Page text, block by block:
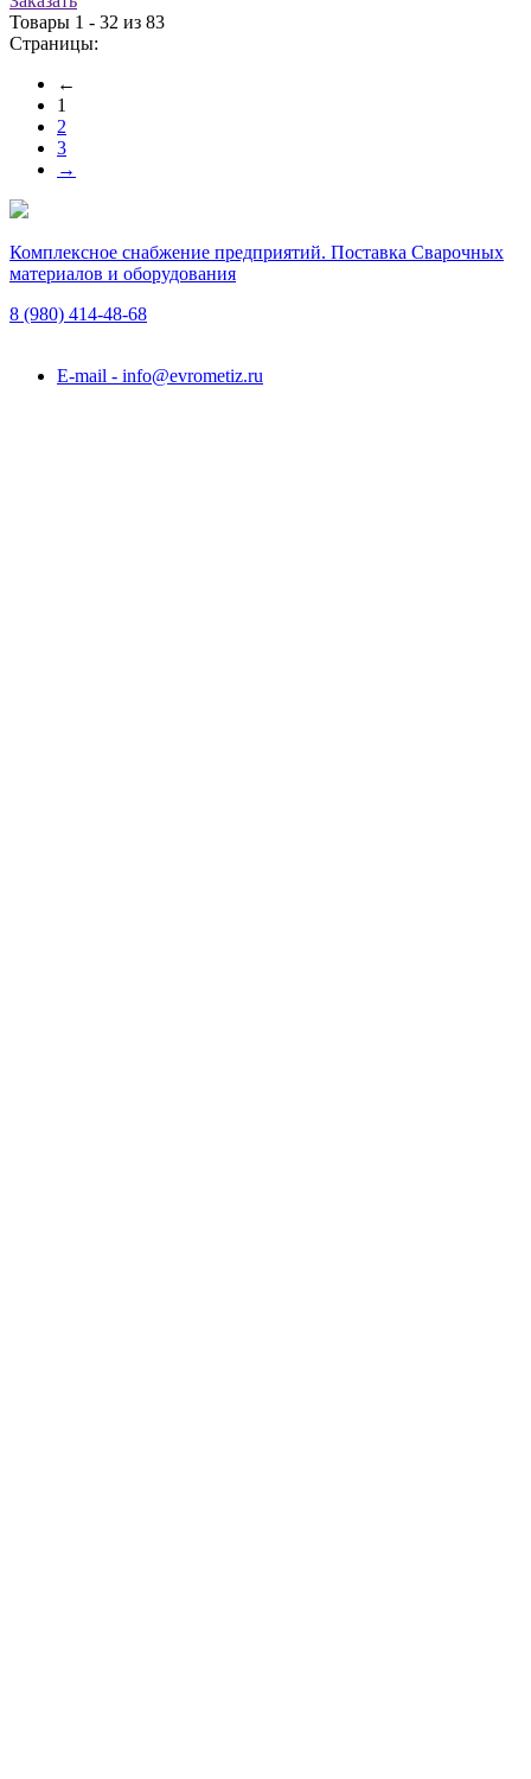
Товары 1 - 32 из 83
Страницы:
←
1
2
3
→
Комплексное снабжение предприятий. Поставка Сварочных
материалов и оборудования
8 (980) 414-48-68
E-mail - info@evrometiz.ru